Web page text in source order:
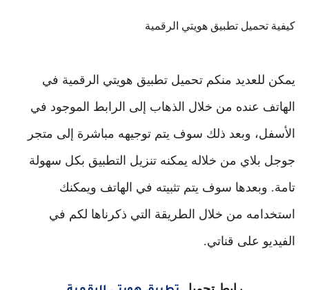
كيفية تحميل تطبيق هويتي الرقمية
يمكن للعديد منكم تحميل تطبيق هويتي الرقمية في
الهاتف عنده من خلال الذهاب إلى الرابط الموجود في
الأسفل، وبعد ذلك سوف يتم توجيهه مباشرة إلى متجر
جوجل بلاي من خلاله يمكنه تنزيل التطبيق بكل سهولة
تامة. وبعدها سوف يتم تثبيته في الهاتف ويمكنك
استخدامه من خلال الطريقة التي ذكرناها لكم في
الفيديو على قناتي.